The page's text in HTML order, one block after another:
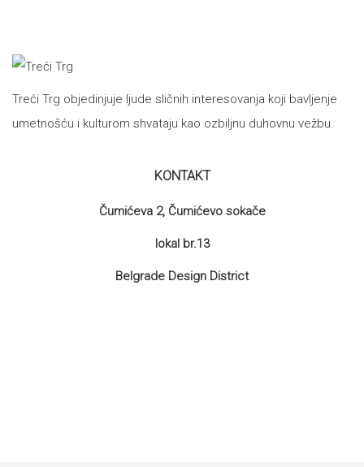
Treći Trg objedinjuje ljude sličnih interesovanja koji bavljenje
umetnošću i kulturom shvataju kao ozbiljnu duhovnu vežbu.
KONTAKT
Čumićeva 2, Čumićevo sokače
lokal br.13
Belgrade Design District